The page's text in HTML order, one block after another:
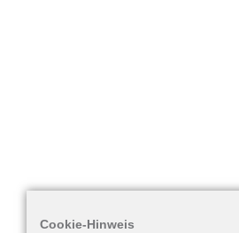
Cookie-Hinweis